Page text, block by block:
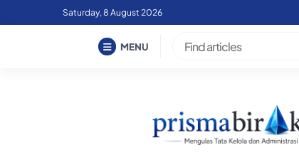
to
Saturday, 8 August 2026
MENU